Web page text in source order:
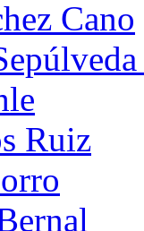
Cano
Ruiz